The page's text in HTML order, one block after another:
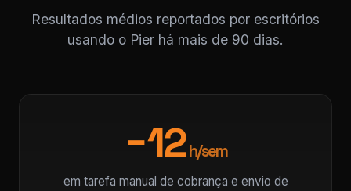
Resultados médios reportados por escritórios
usando o Pier há mais de 90 dias.
−12h/sem
em tarefa manual de cobrança e envio de